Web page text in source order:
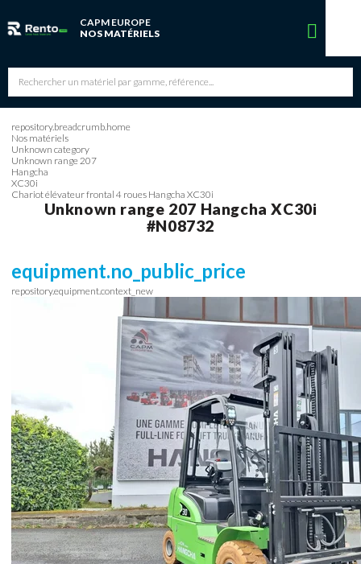
CAPM EUROPE
NOS MATÉRIELS
repository.breadcrumb.home
Nos matériels
Unknown category
Unknown range 207
Hangcha
XC30i
Chariot élévateur frontal 4 roues Hangcha XC30i
Unknown range 207 HangchaXC30i
#N08732
equipment.no_public_price
repository.equipment.context_new
Vous avez une réservation en cours